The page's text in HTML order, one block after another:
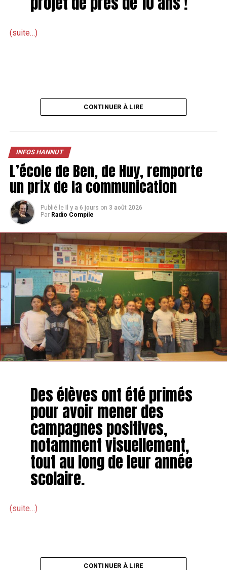
(suite…)
CONTINUER À LIRE
INFOS HANNUT
L’école de Ben, de Huy, remporte
un prix de la communication
Publié le Il y a 6 jours on 3 août 2026
Par Radio Compile
Des élèves ont été primés
pour avoir mener des
campagnes positives,
notamment visuellement,
tout au long de leur année
scolaire.
(suite…)
CONTINUER À LIRE